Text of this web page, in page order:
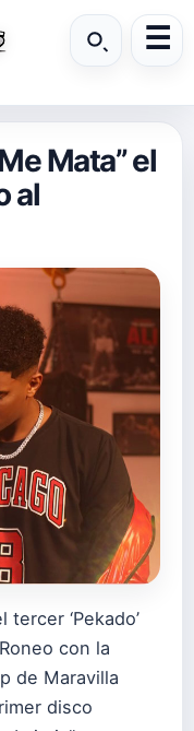
Mata” el
al
‘Pekado’
con la
de Maravilla
disco